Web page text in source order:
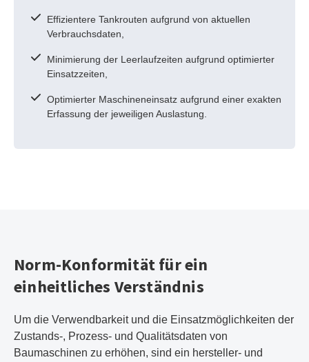
Effizientere Tankrouten aufgrund von aktuellen
Verbrauchsdaten,
Minimierung der Leerlaufzeiten aufgrund optimierter
Einsatzzeiten,
Optimierter Maschineneinsatz aufgrund einer exakten
Erfassung der jeweiligen Auslastung.
Norm-Konformität für ein
einheitliches Verständnis
Um die Verwendbarkeit und die Einsatzmöglichkeiten der
Zustands-, Prozess- und Qualitätsdaten von
Baumaschinen zu erhöhen, sind ein hersteller- und